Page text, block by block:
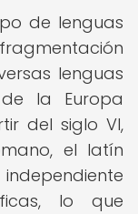
de lenguas
lenguas
la Europa
del siglo VI,
el latín
lo que